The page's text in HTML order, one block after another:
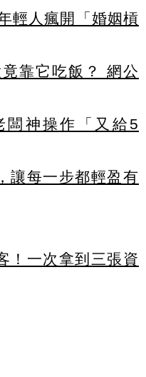
輕人瘋開「婚姻槓
靠它吃飯？ 網公
闆神操作「又給5
讓每一步都輕盈有
！一次拿到三張資